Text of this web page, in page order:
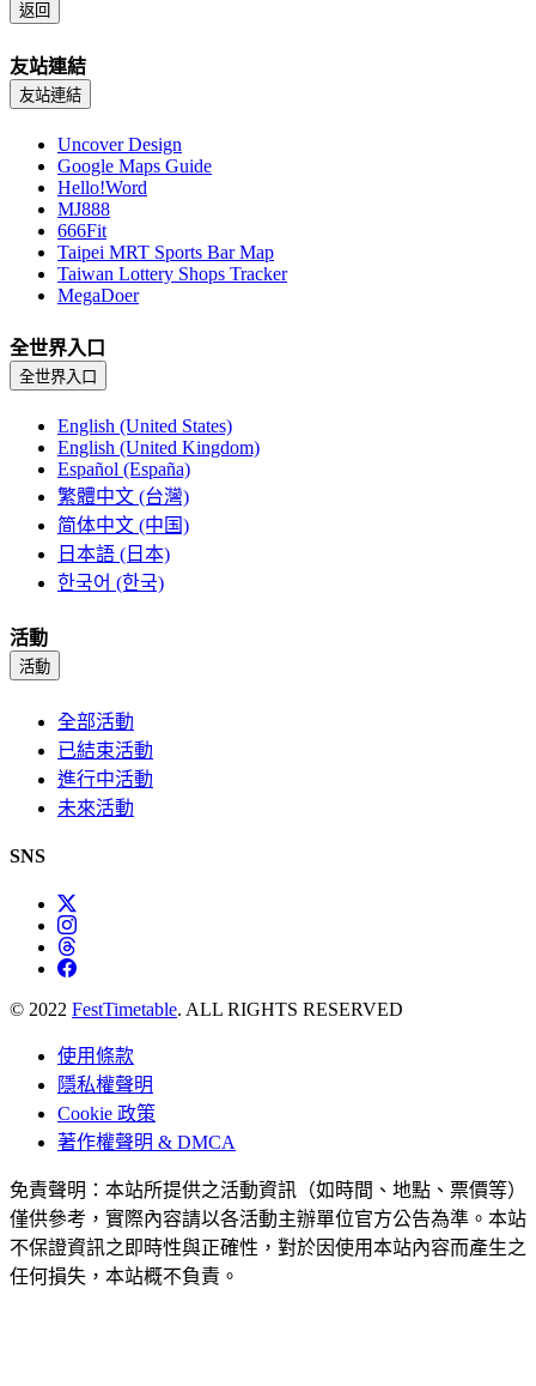
返回
友站連結
友站連結
Uncover Design
Google Maps Guide
Hello!Word
MJ888
666Fit
Taipei MRT Sports Bar Map
Taiwan Lottery Shops Tracker
MegaDoer
全世界入口
全世界入口
English (United States)
English (United Kingdom)
Español (España)
繁體中文 (台灣)
简体中文 (中国)
日本語 (日本)
한국어 (한국)
活動
活動
全部活動
已結束活動
進行中活動
未來活動
SNS
© 2022 FestTimetable. ALL RIGHTS RESERVED
使用條款
隱私權聲明
Cookie 政策
著作權聲明 & DMCA
免責聲明：本站所提供之活動資訊（如時間、地點、票價等）
僅供參考，實際內容請以各活動主辦單位官方公告為準。本站
不保證資訊之即時性與正確性，對於因使用本站內容而產生之
任何損失，本站概不負責。